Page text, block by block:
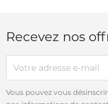
Recevez nos
Vous pouvez vous